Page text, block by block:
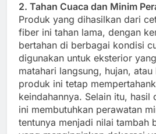
2. Tahan Cuaca dan Minim
Produk yang dihasilkan dari
fiber ini tahan lama, dengan
bertahan di berbagai kondisi
digunakan untuk eksterior
matahari langsung, hujan,
produk ini tetap
keindahannya. Selain itu, hasil
ini membutuhkan perawatan
tentunya menjadi nilai tambah